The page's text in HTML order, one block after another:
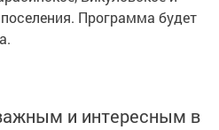
Программа будет
и интересным в